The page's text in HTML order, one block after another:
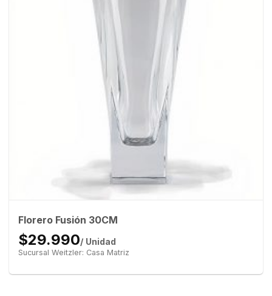
Florero Fusión 30CM
$29.990/ Unidad
Sucursal Weitzler: Casa Matriz